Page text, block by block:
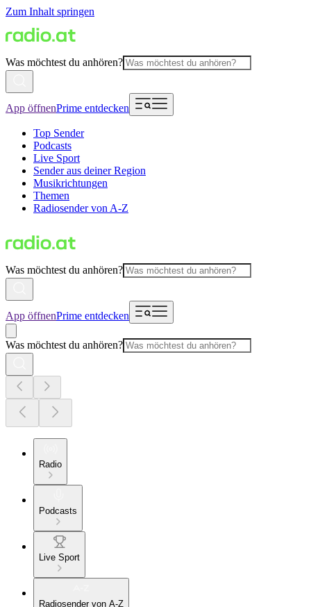
Zum Inhalt springen
Was möchtest du anhören?
App öffnenPrime entdecken
Top Sender
Podcasts
Live Sport
Sender aus deiner Region
Musikrichtungen
Themen
Radiosender von A-Z
Was möchtest du anhören?
App öffnenPrime entdecken
Was möchtest du anhören?
Radio
Podcasts
Live Sport
Radiosender von A-Z